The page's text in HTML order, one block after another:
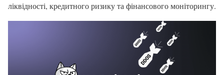
ліквідності, кредитного ризику та фінансового моніторингу.